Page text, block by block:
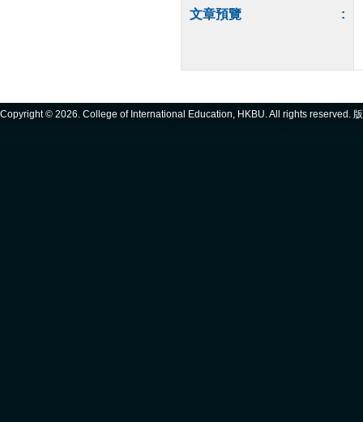
文章預覽 :
Copyright © 2026. College of International Education, HKBU. All rights reserved.